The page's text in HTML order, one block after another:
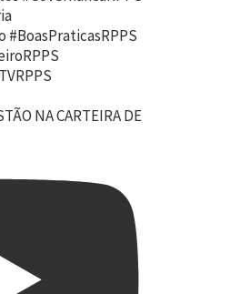
NA CARTEIRA DE